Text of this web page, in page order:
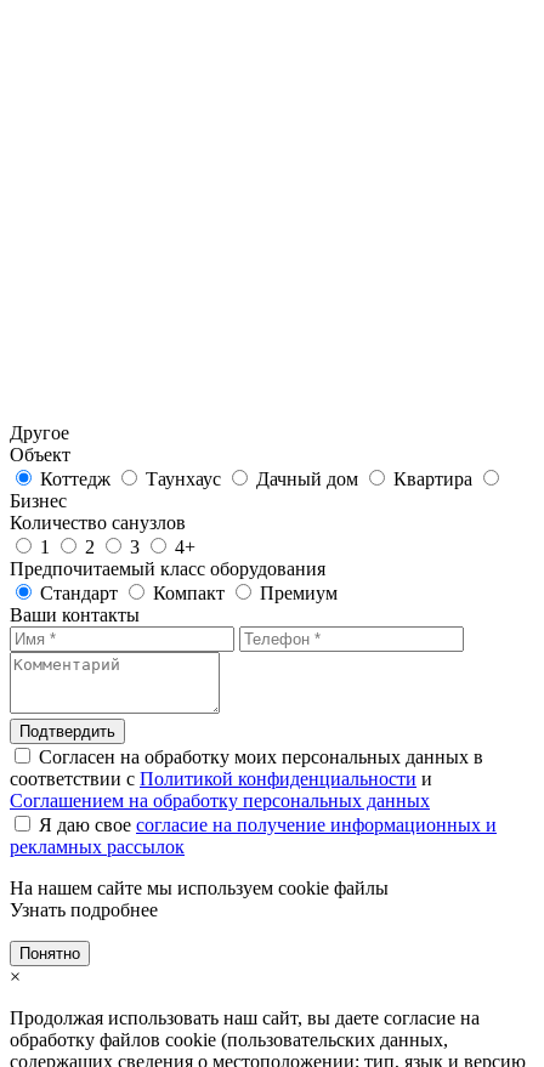
Другое
Объект
Коттедж
Таунхаус Дачный дом
Квартира
Бизнес
Количество санузлов
1
2 3
4+
Предпочитаемый класс оборудования
Стандарт
Компакт
Премиум
Ваши контакты
Подтвердить
Согласен на обработку моих персональных данных в
соответствии с Политикой конфиденциальности и
Соглашением на обработку персональных данных
Я даю свое согласие на получение информационных и
рекламных рассылок
На нашем сайте мы используем cookie файлы
Узнать подробнее
Понятно
×
Продолжая использовать наш сайт, вы даете согласие на
обработку файлов cookie (пользовательских данных,
содержащих сведения о местоположении; тип, язык и версию